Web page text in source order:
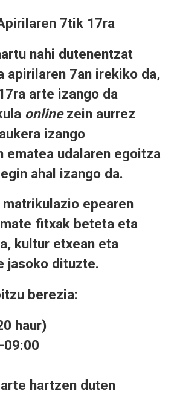
7tik 17ra
nahi dutenentzat
apirilaren 7an irekiko da,
arte izango da
onlinezein aurrez
izango
ematea udalaren egoitza
ahal izango da.
epearen
fitxak beteta eta
kultur etxean eta
jasoko dituzte.
berezia:
haur)
09:00
hartzen duten